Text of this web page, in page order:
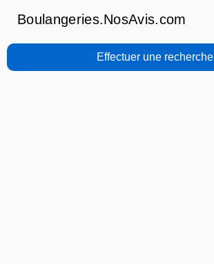
Boulangeries.NosAvis.com
Effectuer une recherche